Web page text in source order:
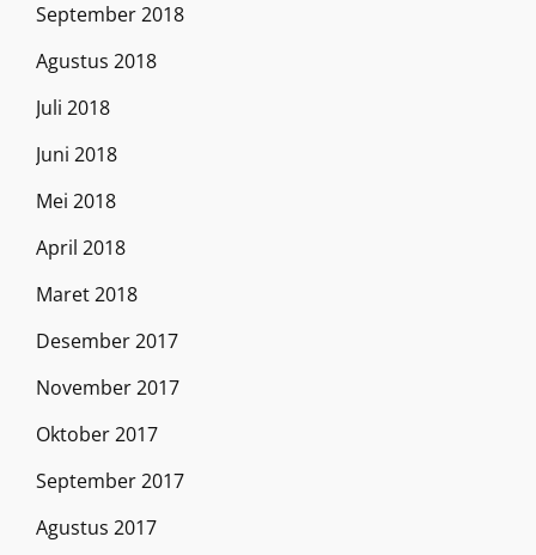
September 2018
Agustus 2018
Juli 2018
Juni 2018
Mei 2018
April 2018
Maret 2018
Desember 2017
November 2017
Oktober 2017
September 2017
Agustus 2017